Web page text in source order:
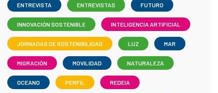
ENTREVISTA ENTREVISTAS FUTURO
INNOVACIÓN SOSTENIBLE INTELIGENCIA ARTIFICIAL
JORNADAS DE SOSTENIBILIDAD LUZ MAR
MIGRACIÓN MOVILIDAD NATURALEZA
OCEANO PERFIL REDEIA